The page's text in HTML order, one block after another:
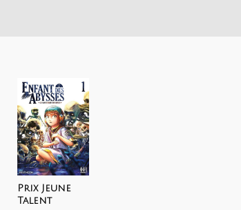
Prix Jeune
Talent